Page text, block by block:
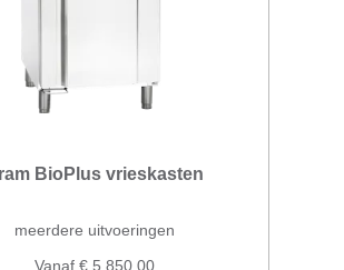
BioPlus vrieskasten
meerdere uitvoeringen
Vanaf € 5.850,00